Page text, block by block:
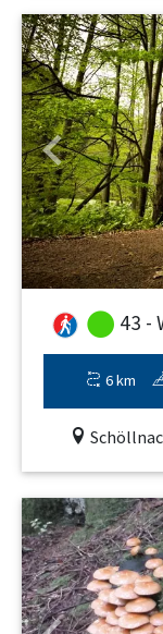
Previous
43 -
6 km